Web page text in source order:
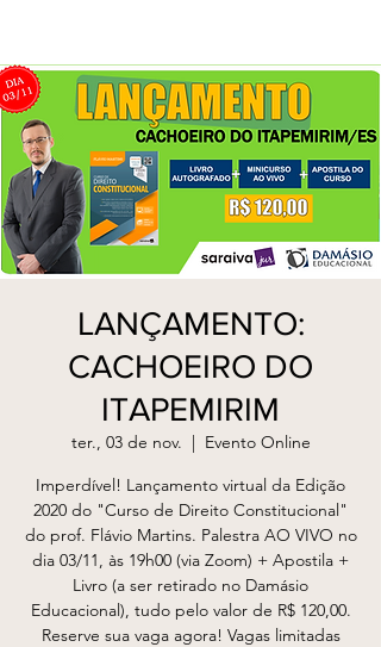
LANÇAMENTO:
CACHOEIRO DO
ITAPEMIRIM
ter., 03 de nov.
  |
Evento Online
Imperdível! Lançamento virtual da Edição
2020 do "Curso de Direito Constitucional"
do prof. Flávio Martins. Palestra AO VIVO no
dia 03/11, às 19h00 (via Zoom) + Apostila +
Livro (a ser retirado no Damásio
Educacional), tudo pelo valor de R$ 120,00.
Reserve sua vaga agora! Vagas limitadas